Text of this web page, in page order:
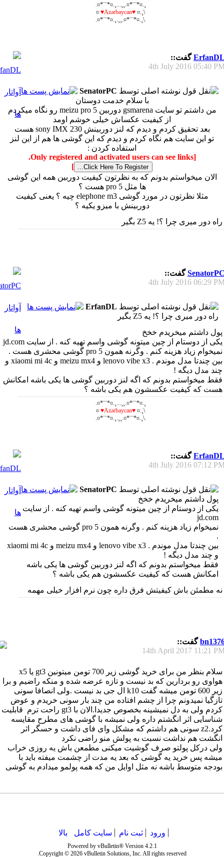
¸.¤*¨¨*¤.¸¸...¸.¤*¨¨*¤.
\¸.¤
♥Azərbaycan♥
¤
.\¸.¤*¨¨*¤.¸¸.¸.¤*¨¨*¤.
گفت::
4th July 2016 05:40
نوشته اصلی توسط SenatorPC
با سلام خدمت دوستان
من داشتم تو سایت gsmarena دوربین meizu pro 5 رو نگاه میکردم
از کیفیت عکساش خیلی خوشم اومد
بعد تحقیق کردم و دیدم که لنز دوربینش sony IMX 230 هست
تو این سایت هم نگاه کردم و دیدم که این گوشی ها هم از این لنز
استفاده کردن :
[Only registered and activated users can see links.
]
الان میخواستم بدونم که به نظرتون کیفیت دوربین همه این گوشی
ها مثل pro 5 هست ؟
مثلا نظرتون در مورد گوشی elephone m3 چیه ؟ یعنی کیفیت
دوربینش با میزو یکیه ؟
راه دور میری چرا ؟! یه Z5 بگیر
گفت::
4th July 2016 06:29
نوشته اصلی توسط ErfanDL
راه دور میری چرا ؟! یه Z5 بگیر
پول داشتم میخریدم خخخ
یکی از دوستام از چین میتونه گوشی واسم تهیه کنه . از سایت jd.com
نمیخوام زیاد هزینه کنم . وگرنه همون pro 5 گوشی محشری هست .
بین چندتا مدل موندم . lenovo vibe x3 و meizu mx4 و xiaomi mi 4c و
چند مدل دیگه !
فقط میخواستم بدونم که اگه لنز دوربین گوشی ها یکی باشه امکانش
هست که کیفیت عکسشون هم یکی باشه ؟
¸.¤*¨¨*¤.¸¸...¸.¤*¨¨*¤.
\¸.¤
♥Azərbaycan♥
¤
.\¸.¤*¨¨*¤.¸¸.¸.¤*¨¨*¤.
گفت::
4th July 2016 07:12
نوشته اصلی توسط SenatorPC
پول داشتم میخریدم خخخ
یکی از دوستام از چین میتونه گوشی واسم تهیه کنه . از سایت
jd.com
نمیخوام زیاد هزینه کنم . وگرنه همون pro 5 گوشی محشری هست
.
بین چندتا مدل موندم . lenovo vibe x3 و meizu mx4 و xiaomi mi 4c
و چند مدل دیگه !
فقط میخواستم بدونم که اگه لنز دوربین گوشی ها یکی باشه
امکانش هست که کیفیت عکسشون هم یکی باشه ؟
نه مطمئن باش کیفیتش فرق داره چون نرم افزار خیلی مهمه
گفت::
14th April 2017 11:21
سلام
بنظر من برای خرید گوشی زیر 700 تومن میتونین gt3 یا x5
هواوی رو بردارین که بد نیست و تازه عرضه شده و منکه راضیم و برا
زیر 600 تومن میشه گفت k10 ال جی بد نیست .ولی انصافا سونی
تازگیا نمیدونم چرا از چشم افتاده من چند بار سونی خریدم و عوض
کردم ولی به دل نمیشینه بخصوص جدیدا.الان با gt3 راحت ترم
قابلیت
شناسایی اثر انگشتم داره ولی نمیشه با گوشی های مطرح مقایسه
کرد.z2 سونی هم داشتم که مشکل وای فای داشت و حسگر اثر
انگشت هم نداشت نسبت به پولش منو راضی نکرد
ولی درکل پولتو صرف گوشیت میکنی مطمعن باش یه روزی خراب
میشه پس خرید یه گوشی که بعد یه مدت از چشمت میفته باید با
بودجه متوسط باشه نه مثل اوایل من که همه پولمو میدادم به گوشی
ورود ثبت نام سایت کامل بالا
Powered by vBulletin® Version 4.2.1
Copyright © 2026 vBulletin Solutions, Inc. All rights reserved.